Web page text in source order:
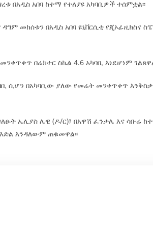
በአዲስ አበባ ከተማ የተለያዩ አካባቢዎች ተሰምቷል፡፡
መከሰቱን በአዲስ አበባ ዩኒቨርሲቲ የጂኦፊዚክስና
በሬክተር ስኬል 4.6 አካባቢ እነደሆነም
ሲሆን በአካባቢው ያለው የመሬት መንቀጥቀጥ
ኤሊያስ ሌዊ (ዶ/ር)፤ በአዋሽ ፈንታሌ እና ሳቡሬ
እንዳለውም ጠቁመዋል፡፡